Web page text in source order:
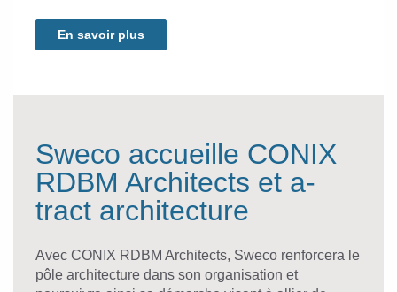
En savoir plus
Sweco accueille CONIX
RDBM Architects et a-
tract architecture
Avec CONIX RDBM Architects, Sweco renforcera le
pôle architecture dans son organisation et